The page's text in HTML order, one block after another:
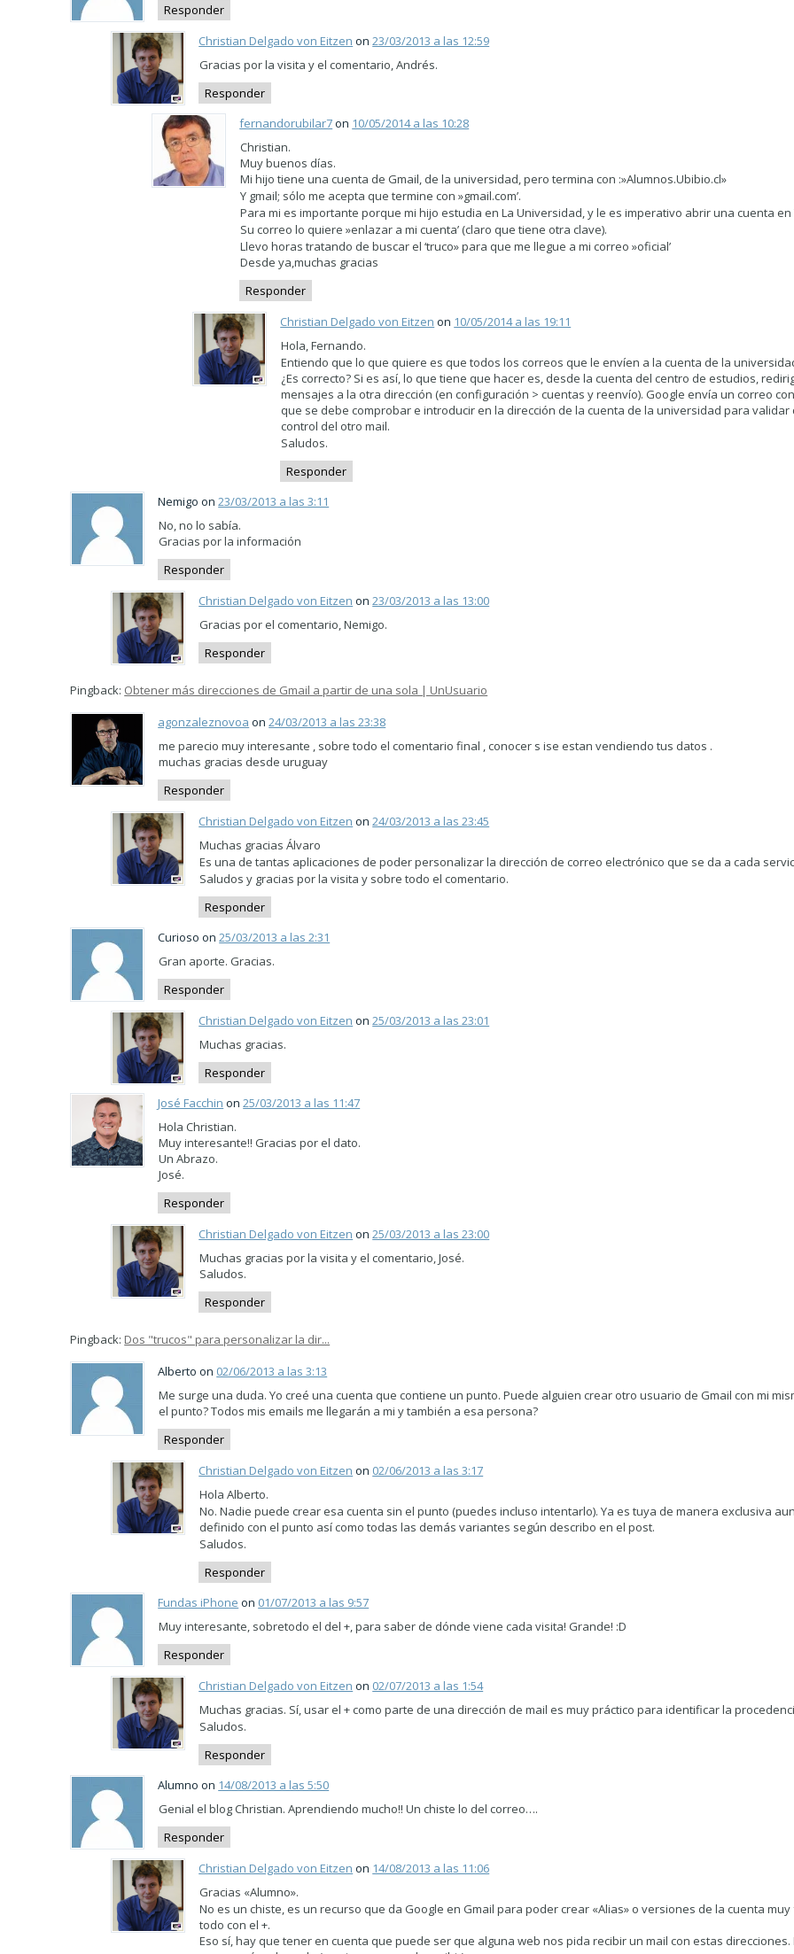
Responder
Christian Delgado von Eitzen on23/03/2013 a las 12:59
Gracias por la visita y el comentario, Andrés.
Responder
fernandorubilar7on 10/05/2014 a las 10:28
Christian.
Muy buenos días.
Mi hijo tiene una cuenta de Gmail, de la universidad, pero termina con :»Alumnos.Ubibio.cl»
Y gmail; sólo me acepta que termine con »gmail.com’.
Para mi es importante porque mi hijo estudia en La Universidad, y le es imperativo abrir una cuenta en
Su correo lo quiere »enlazar a mi cuenta’ (claro que tiene otra clave).
Llevo horas tratando de buscar el ‘truco» para que me llegue a mi correo »oficial’
Desde ya,muchas gracias
Responder
Christian Delgado von Eitzen on 10/05/2014 a las 19:11
Hola, Fernando.
Entiendo que lo que quiere es que todos los correos que le envíen a la cuenta de la
¿Es correcto? Si es así, lo que tiene que hacer es, desde la cuenta del centro de estudios,
mensajes a la otra dirección (en configuración > cuentas y reenvío). Google envía un correo
que se debe comprobar e introducir en la dirección de la cuenta de la universidad para validar
control del otro mail.
Saludos.
Responder
Nemigo on23/03/2013 a las 3:11
No, no lo sabía.
Gracias por la información
Responder
Christian Delgado von Eitzen on23/03/2013 a las 13:00
Gracias por el comentario, Nemigo.
Responder
Pingback: Obtener más direcciones de Gmail a partir de una sola | UnUsuario
agonzaleznovoa on24/03/2013 a las 23:38
me parecio muy interesante , sobre todo el comentario final , conocer s ise estan vendiendo tus datos .
muchas gracias desde uruguay
Responder
Christian Delgado von Eitzen on24/03/2013 a las 23:45
Muchas gracias Álvaro
Es una de tantas aplicaciones de poder personalizar la dirección de correo electrónico que se da a cada
Saludos y gracias por la visita y sobre todo el comentario.
Responder
Curioso on25/03/2013 a las 2:31
Gran aporte. Gracias.
Responder
Christian Delgado von Eitzen on25/03/2013 a las 23:01
Muchas gracias.
Responder
José Facchin on25/03/2013 a las 11:47
Hola Christian.
Muy interesante!! Gracias por el dato.
Un Abrazo.
José.
Responder
Christian Delgado von Eitzen on25/03/2013 a las 23:00
Muchas gracias por la visita y el comentario, José.
Saludos.
Responder
Pingback: Dos "trucos" para personalizar la dir...
Alberto on 02/06/2013 a las 3:13
Me surge una duda. Yo creé una cuenta que contiene un punto. Puede alguien crear otro usuario de Gmail con mi
el punto? Todos mis emails me llegarán a mi y también a esa persona?
Responder
Christian Delgado von Eitzen on 02/06/2013 a las 3:17
Hola Alberto.
No. Nadie puede crear esa cuenta sin el punto (puedes incluso intentarlo). Ya es tuya de manera exclusiva
definido con el punto así como todas las demás variantes según describo en el post.
Saludos.
Responder
Fundas iPhone on 01/07/2013 a las 9:57
Muy interesante, sobretodo el del +, para saber de dónde viene cada visita! Grande! :D
Responder
Christian Delgado von Eitzen on 02/07/2013 a las 1:54
Muchas gracias. Sí, usar el + como parte de una dirección de mail es muy práctico para identificar la
Saludos.
Responder
Alumno on 14/08/2013 a las 5:50
Genial el blog Christian. Aprendiendo mucho!! Un chiste lo del correo….
Responder
Christian Delgado von Eitzen on 14/08/2013 a las 11:06
Gracias «Alumno».
No es un chiste, es un recurso que da Google en Gmail para poder crear «Alias» o versiones de la cuenta
todo con el +.
Eso sí, hay que tener en cuenta que puede ser que alguna web nos pida recibir un mail con estas direcciones.